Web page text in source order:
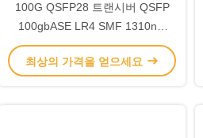
100G QSFP28 트랜시버 QSFP
100gbASE LR4 SMF 1310nm
TQT-HG10-31DCR
최상의 가격을 얻으세요